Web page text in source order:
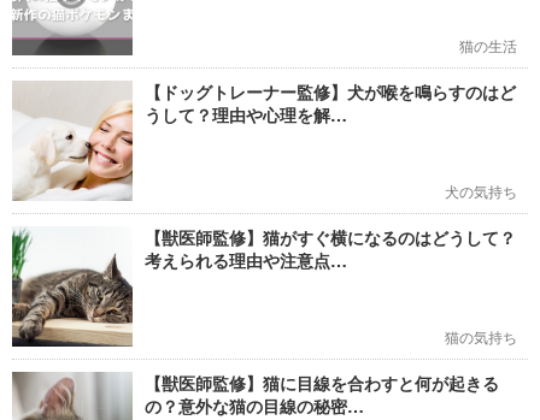
猫の生活
【ドッグトレーナー監修】犬が喉を鳴らすのはど
うして？理由や心理を解…
犬の気持ち
【獣医師監修】猫がすぐ横になるのはどうして？
考えられる理由や注意点…
猫の気持ち
【獣医師監修】猫に目線を合わすと何が起きる
の？意外な猫の目線の秘密…